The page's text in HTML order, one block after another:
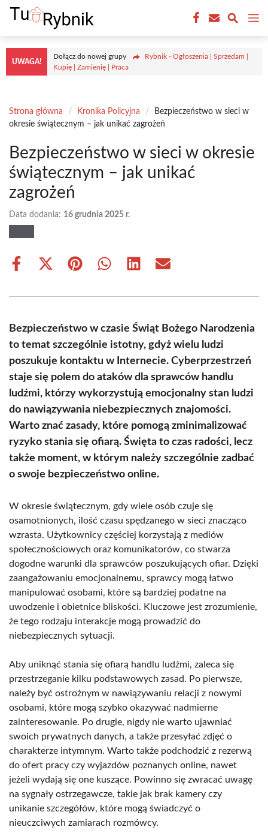
Przejdź
treści
UWAGA!
Dołącz do nowej grupy
Rybnik - Ogłoszenia | Sprzedam |
Kupię | Zamienię | Praca
Strona główna / Kronika Policyjna /
Bezpieczeństwo w sieci w
okresie świątecznym – jak unikać zagrożeń
Bezpieczeństwo w sieci w okresie
świątecznym – jak unikać
zagrożeń
Data dodania: 16 grudnia 2025 r.
Share
Share
(Twitter)
Share Share Share Share
Bezpieczeństwo w czasie Świąt Bożego Narodzenia
to temat szczególnie istotny, gdyż wielu ludzi
poszukuje kontaktu w Internecie. Cyberprzestrzeń
staje się polem do ataków dla sprawców handlu
ludźmi, którzy wykorzystują emocjonalny stan ludzi
do nawiązywania niebezpiecznych znajomości.
Warto znać zasady, które pomogą zminimalizować
ryzyko stania się ofiarą. Święta to czas radości, lecz
także moment, w którym należy szczególnie zadbać
o swoje bezpieczeństwo online.
W okresie świątecznym, gdy wiele osób czuje się
osamotnionych, ilość czasu spędzanego w sieci znacząco
wzrasta. Użytkownicy częściej korzystają z mediów
społecznościowych oraz komunikatorów, co stwarza
dogodne warunki dla sprawców poszukujących ofiar. Dzięki
zaangażowaniu emocjonalnemu, sprawcy mogą łatwo
manipulować osobami, które są bardziej podatne na
uwodzenie i obietnice bliskości. Kluczowe jest zrozumienie,
że tego rodzaju interakcje mogą prowadzić do
niebezpiecznych sytuacji.
Aby uniknąć stania się ofiarą handlu ludźmi, zaleca się
przestrzeganie kilku podstawowych zasad. Po pierwsze,
należy być ostrożnym w nawiązywaniu relacji z nowymi
osobami, które mogą szybko okazywać nadmierne
zainteresowanie. Po drugie, nigdy nie warto ujawniać
swoich prywatnych danych, a także przesyłać zdjęć o
charakterze intymnym. Warto także podchodzić z rezerwą
do ofert pracy czy wyjazdów poznanych online, nawet
jeżeli wydają się one kuszące. Powinno się zwracać uwagę
na sygnały ostrzegawcze, takie jak brak kamery czy
unikanie szczegółów, które mogą świadczyć o
nieuczciwych zamiarach rozmówcy.